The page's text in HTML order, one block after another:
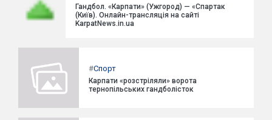
Гандбол. «Карпати» (Ужгород) — «Спартак
(Київ). Онлайн-трансляція на сайті
KarpatNews.in.ua
#Спорт
Карпати «розстріляли» ворота
тернопільських гандболісток